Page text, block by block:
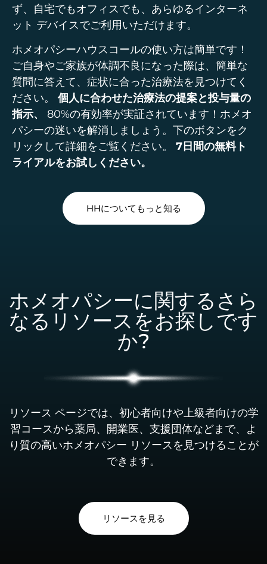
ず、自宅でもオフィスでも、あらゆるインターネ
ット デバイスでご利用いただけます。
ホメオパシーハウスコールの使い方は簡単です！
ご自身やご家族が体調不良になった際は、簡単な
質問に答えて、症状に合った治療法を見つけてく
ださい。 個人に合わせた治療法の提案と投与量の
指示、
80%の有効率が実証されています！ホメオ
パシーの迷いを解消しましょう。下のボタンをク
リックして詳細をご覧ください。 7日間の無料ト
ライアルをお試しください。
HHについてもっと知る
ホメオパシーに関するさら
なるリソースをお探しです
か?
リソース ページでは、初心者向けや上級者向けの学
習コースから薬局、開業医、支援団体などまで、よ
り質の高いホメオパシー リソースを見つけることが
できます。
リソースを見る